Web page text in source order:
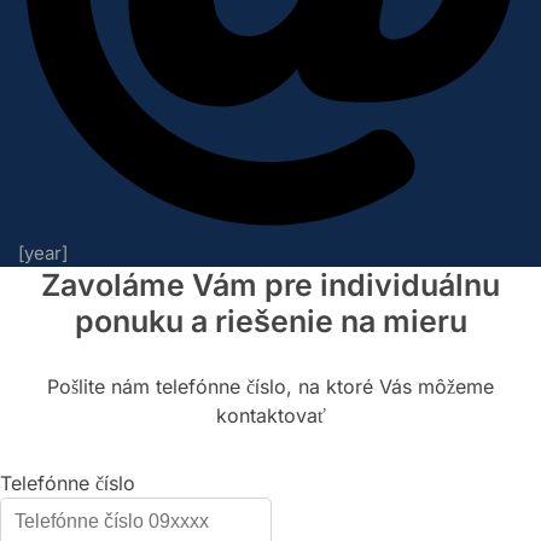
[year]
Zavoláme Vám pre individuálnu
ponuku a riešenie na mieru
Pošlite nám telefónne číslo, na ktoré Vás môžeme
kontaktovať
Telefónne číslo